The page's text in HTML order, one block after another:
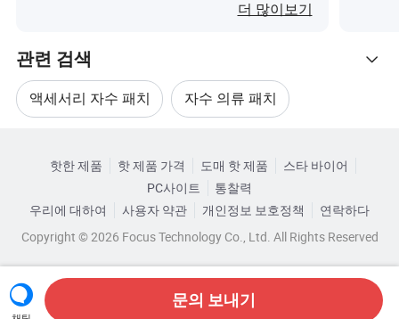
패키지 크기: 29mm * 27mm * 18mm
우리의 장점
MOQ는 제한 없음
저렴한 운송 요금. 문 배달
더 많이보기
관련 검색
액세서리 자수 패치 자수 의류 패치
직물 자수 패치
핫한 제품 핫 제품 가격 도매 핫 제품
스타 바이어
PC사이트
통찰력
우리에 대하여
사용자 약관 개인정보 보호정책
연락하다
Copyright © 2026 Focus Technology Co., Ltd. All Rights Reserved
문의 보내기